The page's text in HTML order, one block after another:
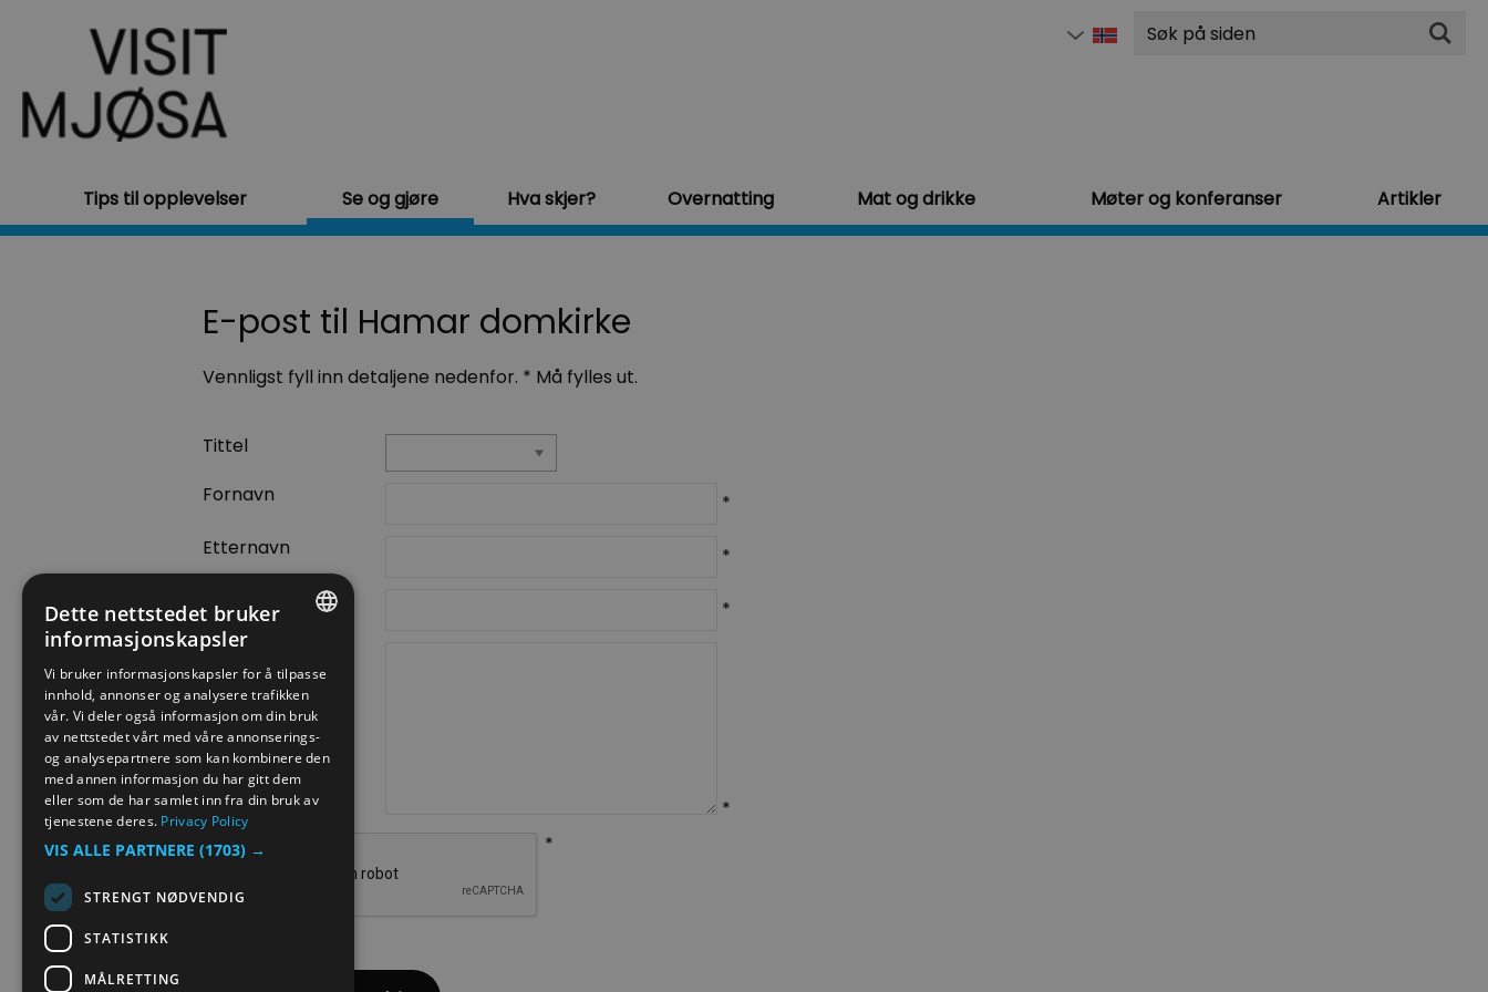
Søk
Tips til opplevelser Se og gjøre Hva skjer? Overnatting Mat og drikke Møter og konferanser Artikler
E-post til Hamar domkirke
Vennligst fyll inn detaljene nedenfor. * Må fylles ut.
Tittel
Fornavn
*
Etternavn
*
E-postadresse
*
Forespørsel
*
*
NORWEGIAN
GERMAN
Dette nettstedet bruker
informasjonskapsler
Vi bruker informasjonskapsler for å tilpasse
innhold, annonser og analysere trafikken
vår. Vi deler også informasjon om din bruk
av nettstedet vårt med våre annonserings-
og analysepartnere som kan kombinere den
med annen informasjon du har gitt dem
eller som de har samlet inn fra din bruk av
tjenestene deres. Privacy Policy
VIS ALLE PARTNERE (1703) →
STRENGT NØDVENDIG
STATISTIKK
MÅLRETTING